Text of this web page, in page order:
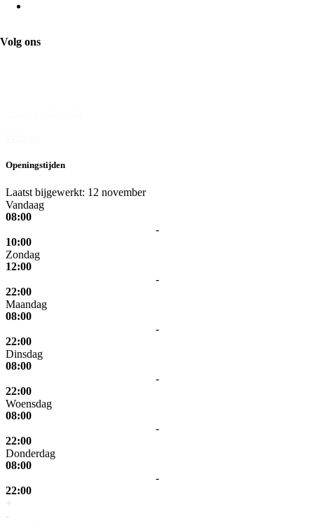
Albert Heijn
Volg ons
Openingstijden
Laatst bijgewerkt: 12 november
Vandaag
08:00
-
10:00
Zondag
12:00
-
22:00
Maandag
08:00
-
22:00
Dinsdag
08:00
-
22:00
Woensdag
08:00
-
22:00
Donderdag
08:00
-
22:00
+
-